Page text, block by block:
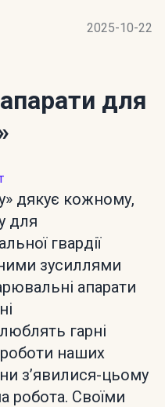
2025-10-22
для
дякує кожному,
для
гвардії
зусиллями
апарати
гарні
роботи наших
зʼявилися-цьому
робота. Своїми